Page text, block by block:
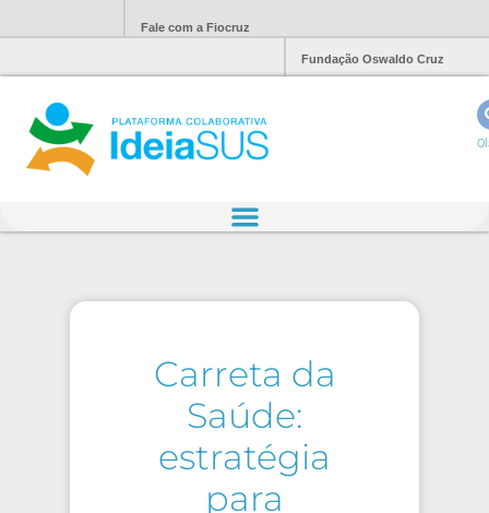
Fale com a Fiocruz
Fundação Oswaldo Cruz
Carreta da
Saúde:
estratégia
para